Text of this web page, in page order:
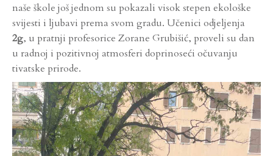
naše škole još jednom su pokazali visok stepen ekološke
svijesti i ljubavi prema svom gradu. Učenici odjeljenja
2g, u pratnji profesorice Zorane Grubišić, proveli su dan
u radnoj i pozitivnoj atmosferi doprinoseći očuvanju
tivatske prirode.